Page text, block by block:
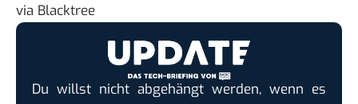
via Blacktree
Du willst nicht abgehängt werden, wenn es